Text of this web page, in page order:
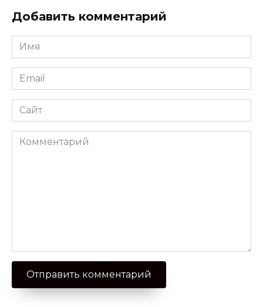
Добавить комментарий
Имя
*
Email
*
Сайт
Комментарий